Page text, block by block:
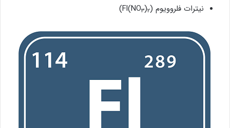
نیترات فلروویوم (Fl(NO
۳)۲ )